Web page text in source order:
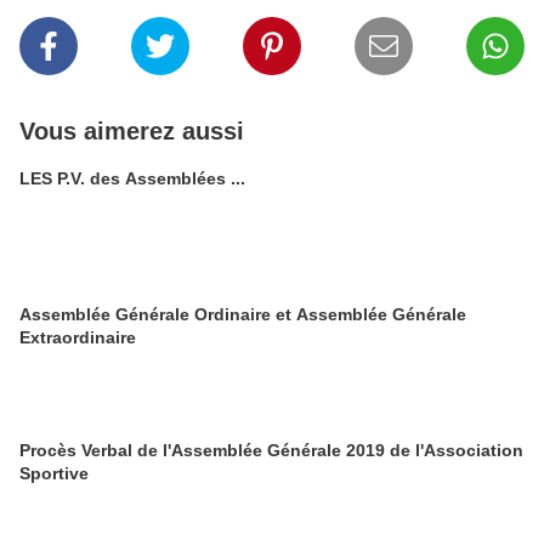
Vous aimerez aussi
LES P.V. des Assemblées ...
Assemblée Générale Ordinaire et Assemblée Générale
Extraordinaire
Procès Verbal de l'Assemblée Générale 2019 de l'Association
Sportive